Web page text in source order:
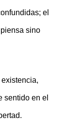
el
sino
sentido en el